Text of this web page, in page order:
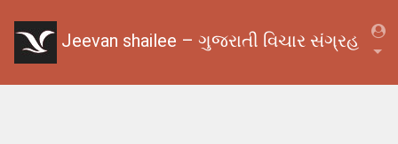
Jeevan shailee – ગુજરાતી વિચાર સંગ્રહ